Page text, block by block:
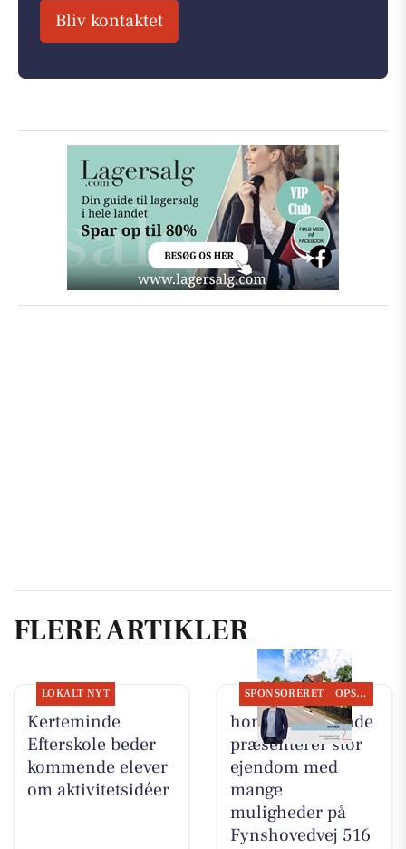
Bliv kontaktet
FLERE ARTIKLER
LOKALT NYT
Kerteminde
Efterskole beder
kommende elever
om aktivitetsidéer
SPONSORERET OPSLAGSTAVLEN
home Kerteminde
præsenterer stor
ejendom med
mange
muligheder på
Fynshovedvej 516